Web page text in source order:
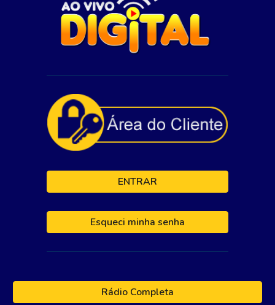
ENTRAR
Esqueci minha senha
Rádio Completa